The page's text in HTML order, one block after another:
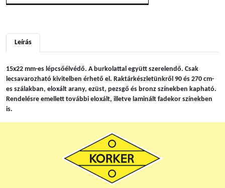
Leírás
15x22 mm-es lépcsőélvédő. A burkolattal együtt szerelendő. Csak
lecsavarozható kivitelben érhető el. Raktárkészletünkről 90 és 270 cm-
es szálakban, eloxált arany, ezüst, pezsgő és bronz színekben kapható.
Rendelésre emellett további eloxált, illetve laminált fadekor színekben
is.